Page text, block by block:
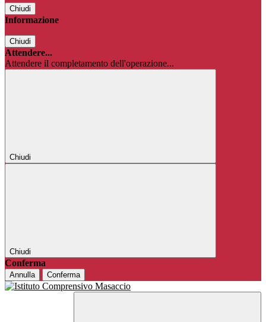
Chiudi
Informazione
Chiudi
Attendere...
Attendere il completamento dell'operazione...
Chiudi
Chiudi
Conferma
Annulla Conferma